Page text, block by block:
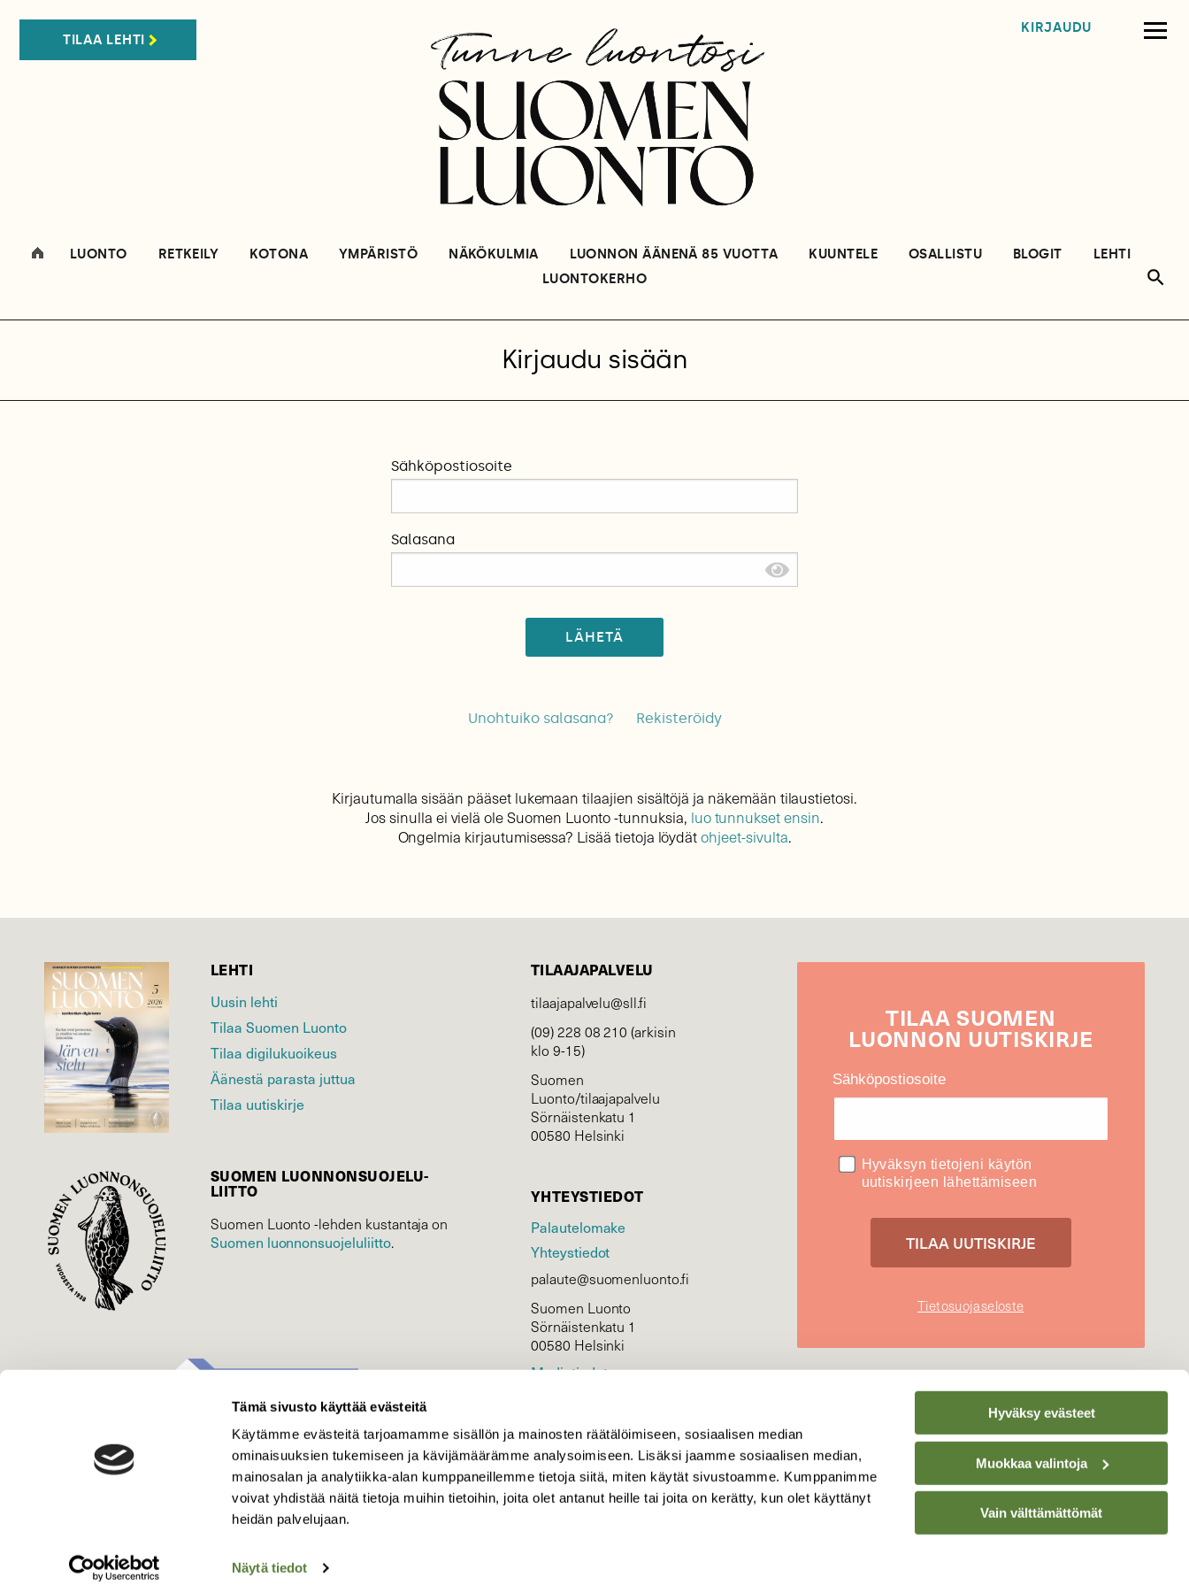
Tämä sivusto käyttää evästeitä
Käytämme evästeitä tarjoamamme sisällön ja mainosten räätälöimiseen, sosiaalisen median
ominaisuuksien tukemiseen ja kävijämäärämme analysoimiseen. Lisäksi jaamme sosiaalisen median,
mainosalan ja analytiikka-alan kumppaneillemme tietoja siitä, miten käytät sivustoamme. Kumppanimme
voivat yhdistää näitä tietoja muihin tietoihin, joita olet antanut heille tai joita on kerätty, kun olet käyttänyt
heidän palvelujaan.
Näytä tiedot
Hyväksy evästeet
Muokkaa valintoja
Vain välttämättömät
TILAA LEHTI
KIRJAUDU
LUONTO RETKEILY KOTONA YMPÄRISTÖ NÄKÖKULMIA LUONNON ÄÄNENÄ 85 VUOTTA KUUNTELE OSALLISTU BLOGIT
LEHTI
LUONTOKERHO
Kirjaudu sisään
Sähköpostiosoite
Salasana
LÄHETÄ
Unohtuiko salasana? Rekisteröidy
Kirjautumalla sisään pääset lukemaan tilaajien sisältöjä ja näkemään tilaustietosi.
Jos sinulla ei vielä ole Suomen Luonto -tunnuksia, luo tunnukset ensin.
Ongelmia kirjautumisessa? Lisää tietoja löydätohjeet-sivulta.
LEHTI
Uusin lehti
Tilaa Suomen Luonto
Tilaa digilukuoikeus
Äänestä parasta juttua
Tilaa uutiskirje
SUOMEN LUONNON­SUOJELU­
LIITTO
Suomen Luonto -lehden kustantaja on
Suomen luonnonsuojelu­liitto.
TILAAJAPALVELU
tilaajapalvelu@sll.fi
(09) 228 08 210 (arkisin
klo 9-15)
Suomen
Luonto/tilaajapalvelu
Sörnäistenkatu 1
00580 Helsinki
YHTEYSTIEDOT
Palautelomake
Yhteystiedot
palaute@suomenluonto.fi
Suomen Luonto
Sörnäistenkatu 1
00580 Helsinki
Mediatiedot
KIRJAUDU
TILAASUOMEN
LUONNON UUTIS­KIRJE
Sähköpostiosoite
Hyväksyn tietojeni käytön
uutiskirjeen lähettämiseen
Tietosuojaseloste